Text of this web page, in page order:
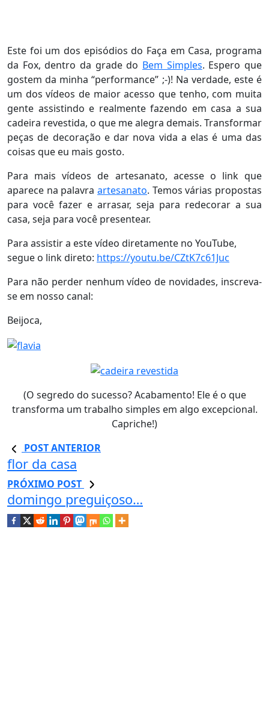
Este foi um dos episódios do Faça em Casa, programa
da Fox, dentro da grade do Bem Simples. Espero que
gostem da minha “performance” ;-)! Na verdade, este é
um dos vídeos de maior acesso que tenho, com muita
gente assistindo e realmente fazendo em casa a sua
cadeira revestida, o que me alegra demais. Transformar
peças de decoração e dar nova vida a elas é uma das
coisas que eu mais gosto.
Para mais vídeos de artesanato, acesse o link que
aparece na palavra artesanato. Temos várias propostas
para você fazer e arrasar, seja para redecorar a sua
casa, seja para você presentear.
Para assistir a este vídeo diretamente no YouTube,
segue o link direto: https://youtu.be/CZtK7c61Juc
Para não perder nenhum vídeo de novidades, inscreva-
se em nosso canal:
Beijoca,
(O segredo do sucesso? Acabamento! Ele é o que
transforma um trabalho simples em algo excepcional.
Capriche!)
POST ANTERIOR
flor da casa
PRÓXIMO POST
domingo preguiçoso…